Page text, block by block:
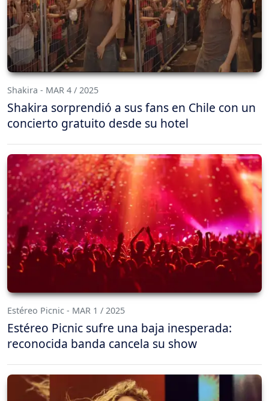
Shakira - MAR 4 / 2025
Shakira sorprendió a sus fans en Chile con un
concierto gratuito desde su hotel
Estéreo Picnic - MAR 1 / 2025
Estéreo Picnic sufre una baja inesperada:
reconocida banda cancela su show